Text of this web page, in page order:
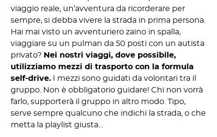
viaggio reale, un’avventura da ricorderare per
sempre, si debba vivere la strada in prima persona.
Hai mai visto un avventuriero zaino in spalla,
viaggiare su un pulman da 50 posti con un autista
privato? Nei nostri viaggi, dove possibile,
utilizziamo mezzi di trasporto con la formula
self-drive. I mezzi sono guidati da volontari tra il
gruppo. Non è obbligatorio guidare! Chi non vorrà
farlo, supporterà il gruppo in altro modo. Tipo,
serve sempre qualcuno che indichi la strada, o che
metta la playlist giusta…